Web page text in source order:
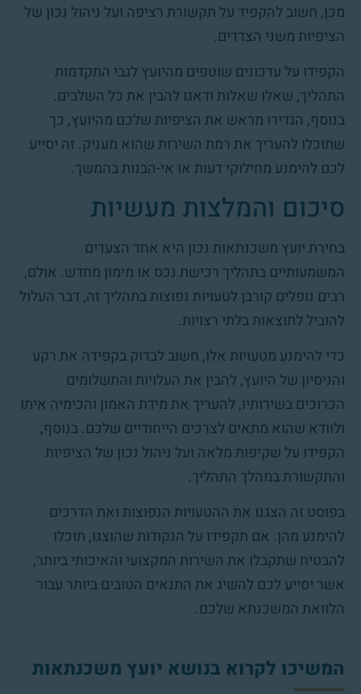
מכן, חשוב להקפיד על תקשורת רציפה ועל ניהול נכון של
הציפיות משני הצדדים.
הקפידו על עדכונים שוטפים מהיועץ לגבי התקדמות
התהליך, שאלו שאלות ודאגו להבין את כל השלבים.
בנוסף, הגדירו מראש את הציפיות שלכם מהיועץ, כך
שתוכלו להעריך את רמת השירות שהוא מעניק. זה יסייע
לכם להימנע מחילוקי דעות או אי-הבנות בהמשך.
סיכום והמלצות מעשיות
בחירת יועץ משכנתאות נכון היא אחד הצעדים
המשמעותיים בתהליך רכישת נכס או מימון מחדש. אולם,
רבים נופלים קורבן לטעויות נפוצות בתהליך זה, דבר העלול
להוביל לתוצאות בלתי רצויות.
כדי להימנע מטעויות אלו, חשוב לבדוק בקפידה את רקע
והניסיון של היועץ, להבין את העלויות והתשלומים
הכרוכים בשירותיו, להעריך את מידת האמון והכימיה איתו
ולוודא שהוא מתאים לצרכים הייחודיים שלכם. בנוסף,
הקפידו על שקיפות מלאה ועל ניהול נכון של הציפיות
והתקשורת במהלך התהליך.
בפוסט זה הצגנו את ההטעויות הנפוצות ואת הדרכים
להימנע מהן. אם תקפידו על הנקודות שהוצגו, תוכלו
להבטיח שתקבלו את השירות המקצועי והאיכותי ביותר,
אשר יסייע לכם להשיג את התנאים הטובים ביותר עבור
הלוואת המשכנתא שלכם.
המשיכו לקרוא בנושא יועץ משכנתאות